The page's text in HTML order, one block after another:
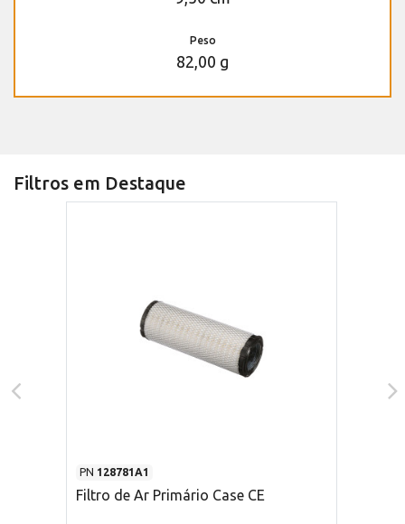
Peso
82,00 g
Filtros em Destaque
PN 128781A1
Filtro de Ar Primário Case CE